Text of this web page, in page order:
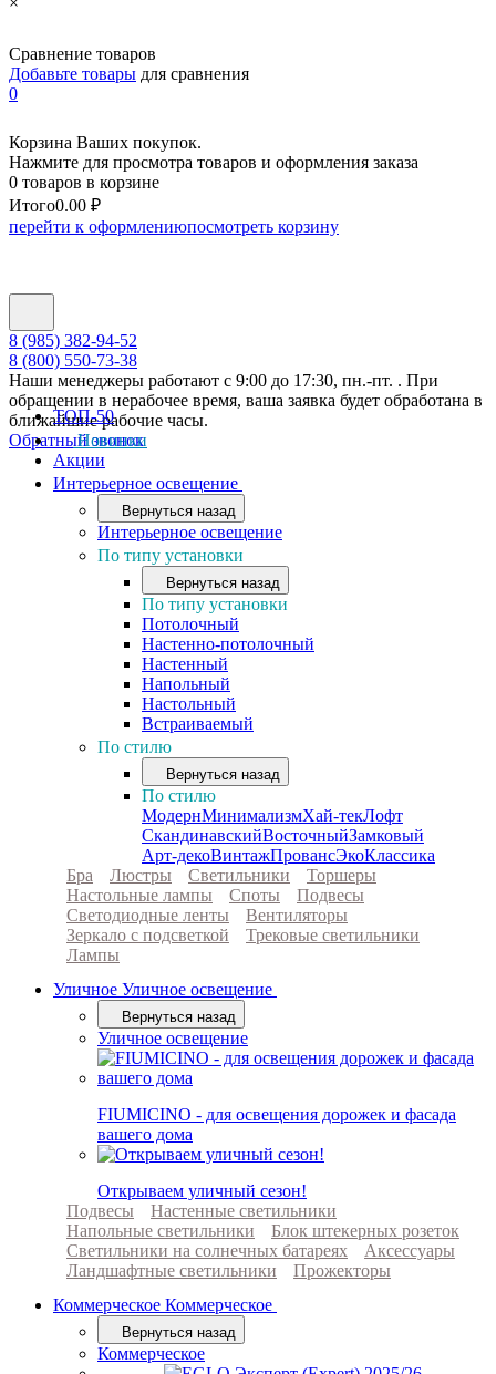
Сравнение товаров
Добавьте товары для сравнения
0
Корзина Ваших покупок.
Нажмите для просмотра товаров и оформления заказа
0 товаров в корзине
Итого0.00 ₽
перейти к оформлениюпосмотреть корзину
8 (985) 382-94-52
8 (800) 550-73-38
Наши менеджеры работают с 9:00 до 17:30, пн.-пт. . При
обращении в нерабочее время, ваша заявка будет обработана в
ближайшие рабочие часы.
Обратный звонок
ТОП-50
Новинки
Акции
Интерьерное освещение
Вернуться назад
Интерьерное освещение
По типу установки
Вернуться назад
По типу установки
Потолочный
Настенно-потолочный
Настенный
Напольный
Настольный
Встраиваемый
По стилю
Вернуться назад
По стилю
МодернМинимализмХай-текЛофт
СкандинавскийВосточныйЗамковый
Арт-декоВинтажПровансЭкоКлассика
Бра
Люстры Светильники
Торшеры
Настольные лампы
Споты
Подвесы
Светодиодные ленты
Вентиляторы
Зеркало с подсветкой
Трековые светильники
Лампы
Уличное Уличное освещение
Вернуться назад
Уличное освещение
FIUMICINO - для освещения дорожек и фасада
вашего дома
Открываем уличный сезон!
Подвесы
Настенные светильники
Напольные светильники
Блок штекерных розеток
Светильники на солнечных батареях
Аксессуары
Ландшафтные светильники
Прожекторы
Коммерческое Коммерческое
Вернуться назад
Коммерческое